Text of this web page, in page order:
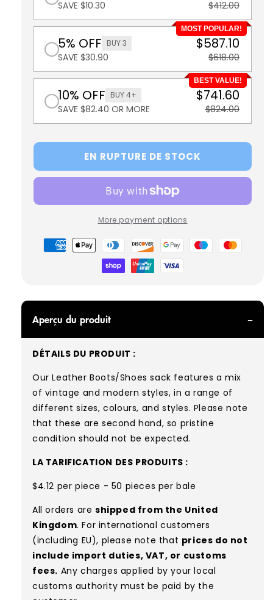
SAVE $10.30 $412.00
MOST POPULAR!
5% OFF BUY 3
SAVE $30.90
$587.10
$618.00
BEST VALUE!
10% OFF BUY 4+
SAVE $82.40 OR MORE
$741.60
$824.00
EN RUPTURE DE STOCK
More payment options
Modes
de
Aperçu du produit
DÉTAILS DU PRODUIT :
Our Leather Boots/Shoes sack features a mix
of vintage and modern styles, in a range of
different sizes, colours, and styles. Please note
that these are second hand, so pristine
condition should not be expected.
LA TARIFICATION DES PRODUITS :
$4.12 per piece - 50 pieces per bale
All orders are shipped from the United
Kingdom. For international customers
(including EU), please note that prices do not
include import duties, VAT, or customs
fees. Any charges applied by your local
customs authority must be paid by the